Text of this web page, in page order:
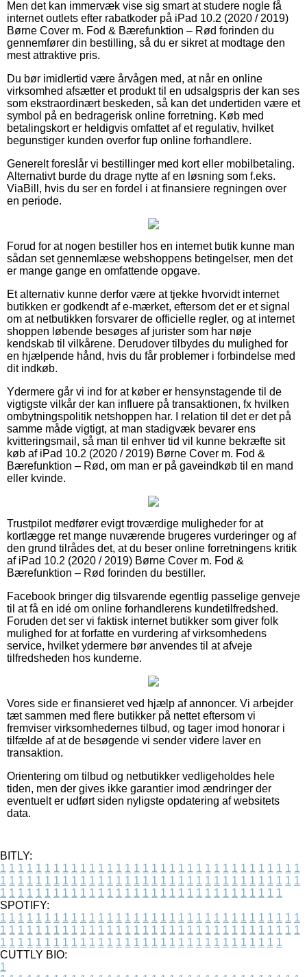
Men det kan immervæk vise sig smart at studere nogle få
internet outlets efter rabatkoder på iPad 10.2 (2020 / 2019)
Børne Cover m. Fod & Bærefunktion – Rød forinden du
gennemfører din bestilling, så du er sikret at modtage den
mest attraktive pris.
Du bør imidlertid være årvågen med, at når en online
virksomhed afsætter et produkt til en udsalgspris der kan ses
som ekstraordinært beskeden, så kan det undertiden være et
symbol på en bedragerisk online forretning. Køb med
betalingskort er heldigvis omfattet af et regulativ, hvilket
begunstiger kunden overfor fup online forhandlere.
Generelt foreslår vi bestillinger med kort eller mobilbetaling.
Alternativt burde du drage nytte af en løsning som f.eks.
ViaBill, hvis du ser en fordel i at finansiere regningen over
en periode.
Forud for at nogen bestiller hos en internet butik kunne man
sådan set gennemlæse webshoppens betingelser, men det
er mange gange en omfattende opgave.
Et alternativ kunne derfor være at tjekke hvorvidt internet
butikken er godkendt af e-mærket, eftersom det er et signal
om at netbutikken forsvarer de officielle regler, og at internet
shoppen løbende besøges af jurister som har nøje
kendskab til vilkårene. Derudover tilbydes du mulighed for
en hjælpende hånd, hvis du får problemer i forbindelse med
dit indkøb.
Ydermere går vi ind for at køber er hensynstagende til de
vigtigste vilkår der kan influere på transaktionen, fx hvilken
ombytningspolitik netshoppen har. I relation til det er det på
samme måde vigtigt, at man stadigvæk bevarer ens
kvitteringsmail, så man til enhver tid vil kunne bekræfte sit
køb af iPad 10.2 (2020 / 2019) Børne Cover m. Fod &
Bærefunktion – Rød, om man er på gaveindkøb til en mand
eller kvinde.
Trustpilot medfører evigt troværdige muligheder for at
kortlægge ret mange nuværende brugeres vurderinger og af
den grund tilrådes det, at du beser online forretningens kritik
af iPad 10.2 (2020 / 2019) Børne Cover m. Fod &
Bærefunktion – Rød forinden du bestiller.
Facebook bringer dig tilsvarende egentlig passelige genveje
til at få en idé om online forhandlerens kundetilfredshed.
Foruden det ser vi faktisk internet butikker som giver folk
mulighed for at forfatte en vurdering af virksomhedens
service, hvilket ydermere bør anvendes til at afveje
tilfredsheden hos kunderne.
Vores side er finansieret ved hjælp af annoncer. Vi arbejder
tæt sammen med flere butikker på nettet eftersom vi
fremviser virksomhedernes tilbud, og tager imod honorar i
tilfælde af at de besøgende vi sender videre laver en
transaktion.
Orientering om tilbud og netbutikker vedligeholdes hele
tiden, men der gives ikke garantier imod ændringer der
eventuelt er udført siden nyligste opdatering af websitets
data.
BITLY:
1 1 1 1 1 1 1 1 1 1 1 1 1 1 1 1 1 1 1 1 1 1 1 1 1 1 1 1 1 1 1 1 1 1
1 1 1 1 1 1 1 1 1 1 1 1 1 1 1 1 1 1 1 1 1 1 1 1 1 1 1 1 1 1 1 1 1 1
1 1 1 1 1 1 1 1 1 1 1 1 1 1 1 1 1 1 1 1 1 1 1 1 1 1 1 1 1 1 1 1
SPOTIFY:
1 1 1 1 1 1 1 1 1 1 1 1 1 1 1 1 1 1 1 1 1 1 1 1 1 1 1 1 1 1 1 1 1 1
1 1 1 1 1 1 1 1 1 1 1 1 1 1 1 1 1 1 1 1 1 1 1 1 1 1 1 1 1 1 1 1 1 1
1 1 1 1 1 1 1 1 1 1 1 1 1 1 1 1 1 1 1 1 1 1 1 1 1 1 1 1 1 1 1 1
CUTTLY BIO:
1